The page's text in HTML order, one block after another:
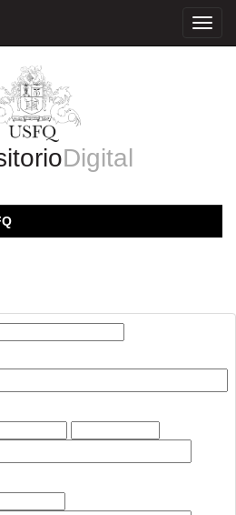
Digital